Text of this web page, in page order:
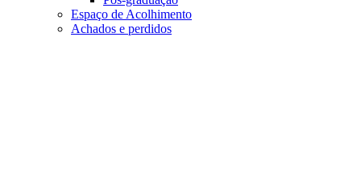
Espaço de Acolhimento
Achados e perdidos